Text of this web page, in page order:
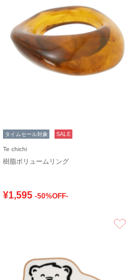
タイムセール対象 SALE
Te chichi
樹脂ボリュームリング
¥1,595 -50%OFF-